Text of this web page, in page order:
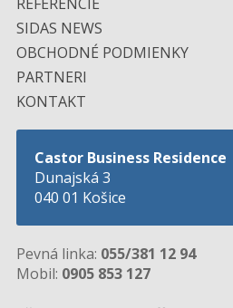
SIDAS NEWS
OBCHODNÉ PODMIENKY
PARTNERI
KONTAKT
Castor Business Residence
Dunajská 3
040 01 Košice
Pevná linka: 055/381 12 94
Mobil: 0905 853 127